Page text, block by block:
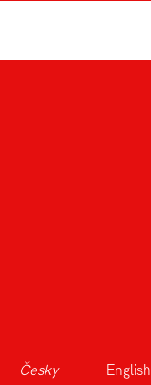
Česky English